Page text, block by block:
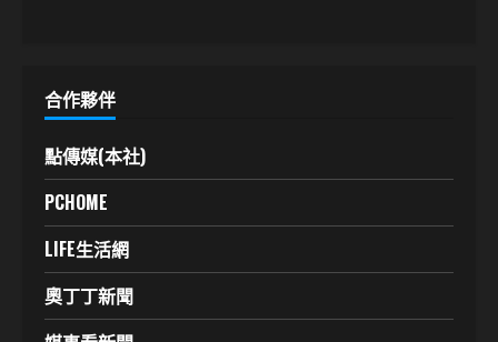
合作夥伴
點傳媒(本社)
PCHOME
LIFE生活網
奧丁丁新聞